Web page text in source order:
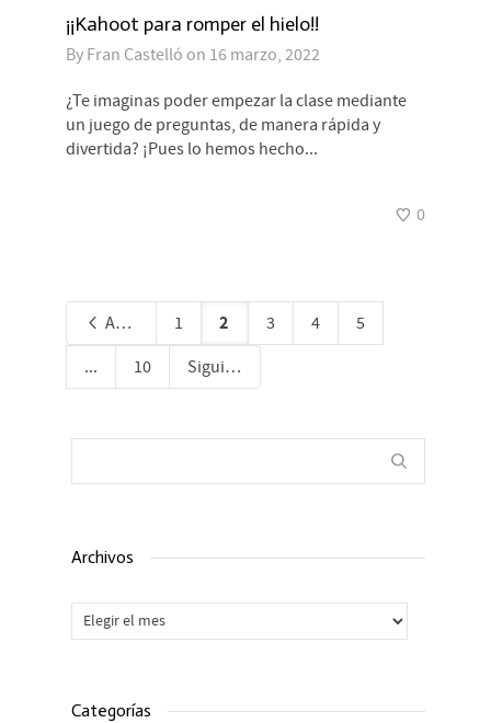
¡¡Kahoot para romper el hielo!!
By Fran Castelló on 16 marzo, 2022
¿Te imaginas poder empezar la clase mediante
un juego de preguntas, de manera rápida y
divertida? ¡Pues lo hemos hecho...
0
Anterior 1 2 3 4
5
...
10 Siguiente
Archivos
Archivos
Categorías